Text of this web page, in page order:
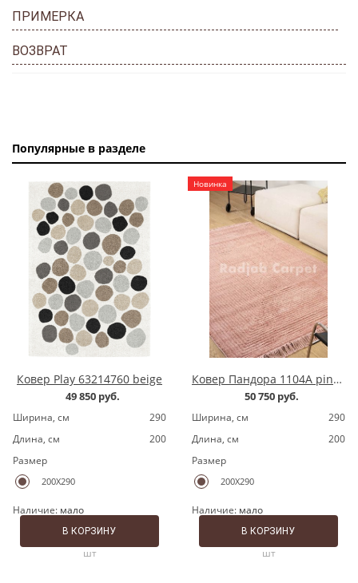
ПРИМЕРКА
ВОЗВРАТ
Популярные в разделе
Ковер Play 63214760 beige
49 850 руб.
Ширина, cм
290
Длина, cм
200
Размер
200X290
Наличие: мало
шт
В КОРЗИНУ
Новинка
Ковер Пандора 1104A pink/pink
50 750 руб.
Ширина, cм
290
Длина, cм
200
Размер
200X290
Наличие: мало
шт
В КОРЗИНУ